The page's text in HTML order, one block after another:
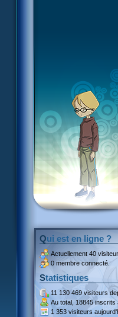
Qui est en ligne ?
Actuellement 40
0 membre connecté.
Statistiques
11 130 469 visiteurs
Au total, 18845 inscrits
1 353 visiteurs